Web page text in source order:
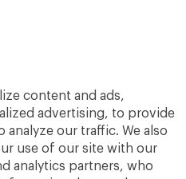
content and ads,
advertising, to provide
analyze our traffic. We also
use of our site with our
analytics partners, who
in business